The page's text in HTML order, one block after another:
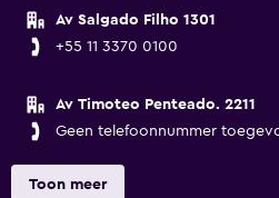
Av Salgado Filho 1301
+55 11 3370 0100
Av Timoteo Penteado. 2211
Geen telefoonnummer
Toon meer